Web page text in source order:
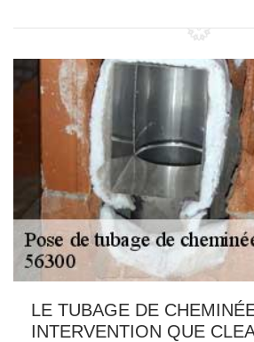
LE TUBAGE DE
INTERVENTION QUE